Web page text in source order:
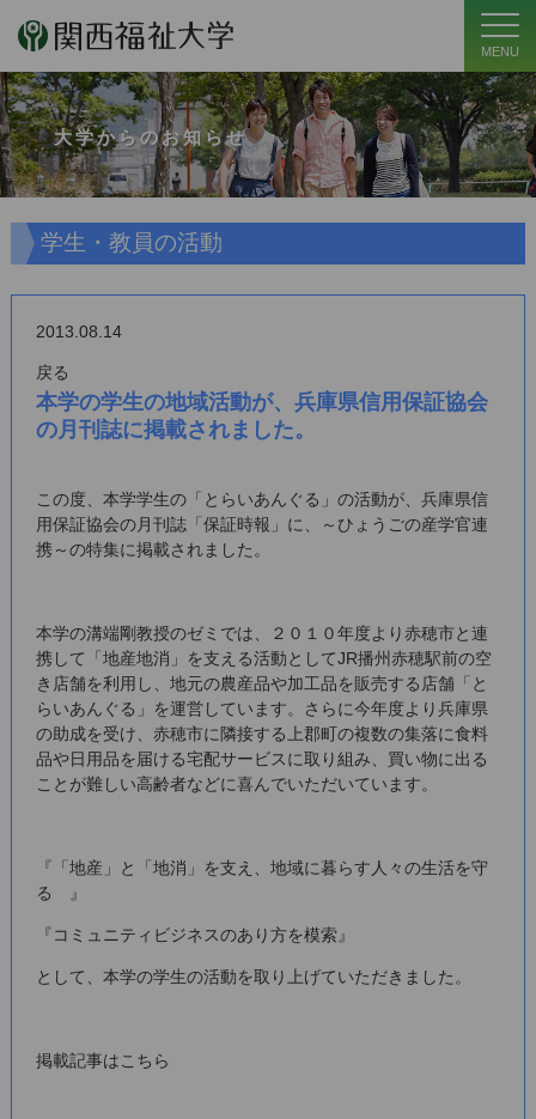
MENU
大学からのお知らせ
学生・教員の活動
2013.08.14
戻る
本学の学生の地域活動が、兵庫県信用保証協会
の月刊誌に掲載されました。
この度、本学学生の「とらいあんぐる」の活動が、兵庫県信
用保証協会の月刊誌「保証時報」に、～ひょうごの産学官連
携～の特集に掲載されました。
本学の溝端剛教授のゼミでは、２０１０年度より赤穂市と連
携して「地産地消」を支える活動としてJR播州赤穂駅前の空
き店舗を利用し、地元の農産品や加工品を販売する店舗「と
らいあんぐる」を運営しています。さらに今年度より兵庫県
の助成を受け、赤穂市に隣接する上郡町の複数の集落に食料
品や日用品を届ける宅配サービスに取り組み、買い物に出る
ことが難しい高齢者などに喜んでいただいています。
『「地産」と「地消」を支え、地域に暮らす人々の生活を守
る 』
『コミュニティビジネスのあり方を模索』
として、本学の学生の活動を取り上げていただきました。
掲載記事はこちら